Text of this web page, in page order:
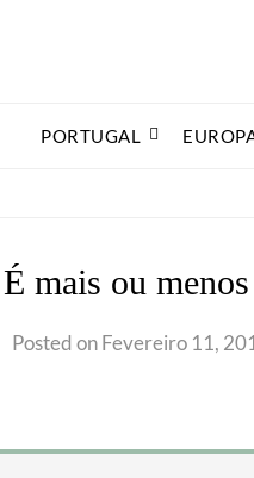
PORTUGAL
É mais ou
Posted onFevereiro 11,